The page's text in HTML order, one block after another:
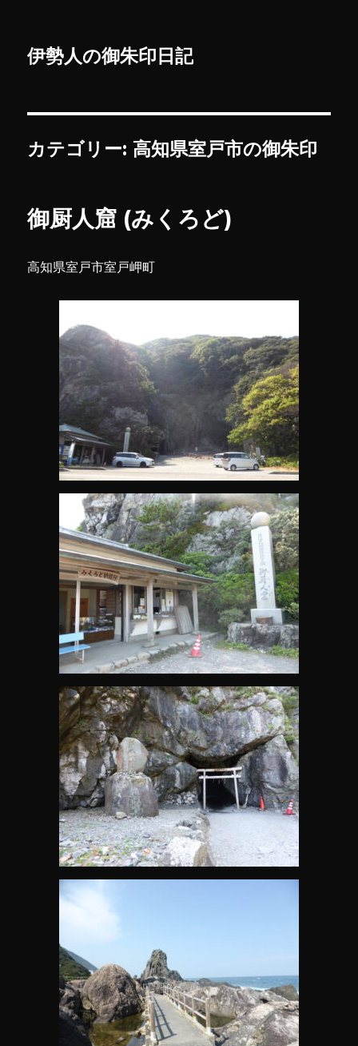
伊勢人の御朱印日記
カテゴリー: 高知県室戸市の御朱印
御厨人窟 (みくろど)
高知県室戸市室戸岬町